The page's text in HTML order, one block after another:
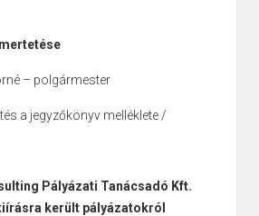
– polgármester
a jegyzőkönyv melléklete /
Pályázati Tanácsadó Kft.
került pályázatokról